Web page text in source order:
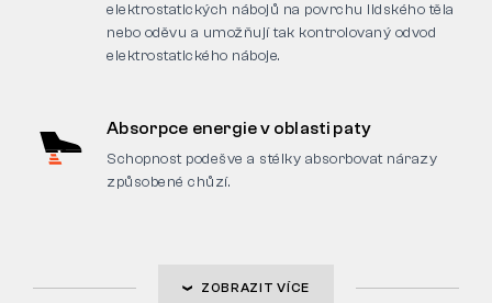
elektrostatických nábojů na povrchu lidského těla
nebo oděvu a umožňují tak kontrolovaný odvod
elektrostatického náboje.
Absorpce energie v oblasti paty
Schopnost podešve a stélky absorbovat nárazy
způsobené chůzí.
ZOBRAZIT VÍCE